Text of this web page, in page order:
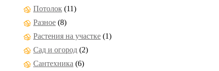
Потолок (11)
Разное (8)
Растения на участке (1)
Сад и огород (2)
Сантехника (6)